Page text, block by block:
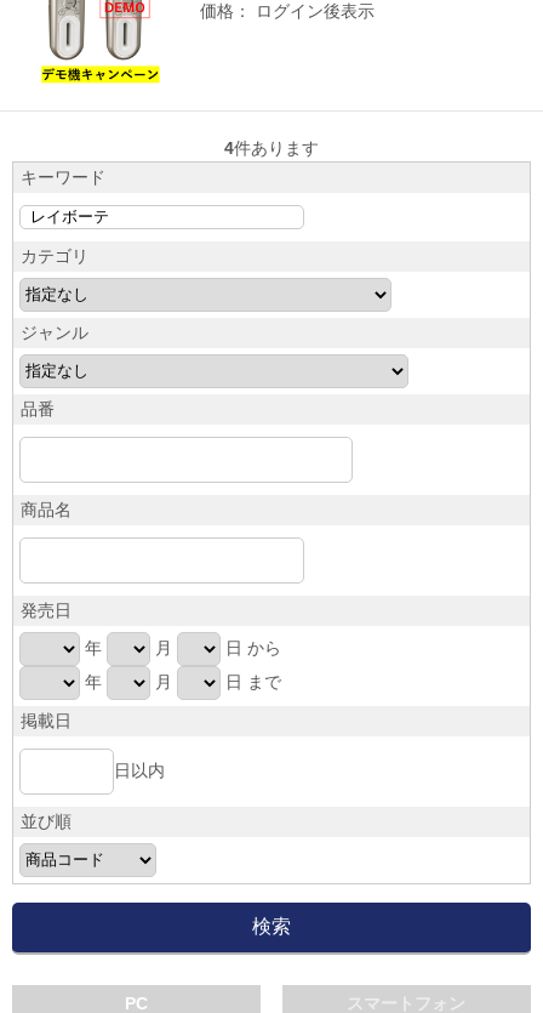
価格： ログイン後表示
4件あります
キーワード
カテゴリ
ジャンル
品番
商品名
発売日
年
月
日 から
年
月 日 まで
掲載日
日以内
並び順
スマートフォン
PC